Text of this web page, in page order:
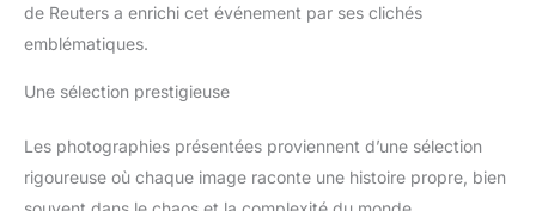
de Reuters a enrichi cet événement par ses clichés
emblématiques.
Une sélection prestigieuse
Les photographies présentées proviennent d’une sélection
rigoureuse où chaque image raconte une histoire propre, bien